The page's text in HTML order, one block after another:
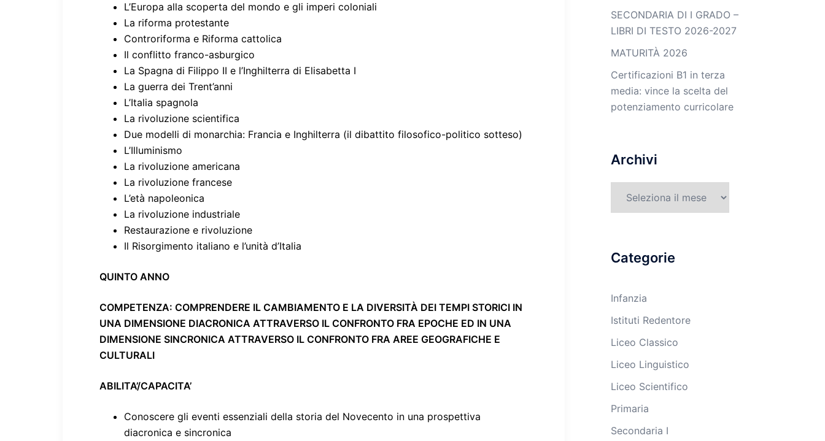
L’Europa alla scoperta del mondo e gli imperi coloniali
La riforma protestante
Controriforma e Riforma cattolica
Il conflitto franco-asburgico
La Spagna di Filippo II e l’Inghilterra di Elisabetta I
La guerra dei Trent’anni
L’Italia spagnola
La rivoluzione scientifica
Due modelli di monarchia: Francia e Inghilterra (il dibattito filosofico-politico sotteso)
L’Illuminismo
La rivoluzione americana
La rivoluzione francese
L’età napoleonica
La rivoluzione industriale
Restaurazione e rivoluzione
Il Risorgimento italiano e l’unità d’Italia
QUINTO ANNO
COMPETENZA: COMPRENDERE IL CAMBIAMENTO E LA DIVERSITÀ DEI TEMPI STORICI IN
UNA DIMENSIONE DIACRONICA ATTRAVERSO IL CONFRONTO FRA EPOCHE ED IN UNA
DIMENSIONE SINCRONICA ATTRAVERSO IL CONFRONTO FRA AREE GEOGRAFICHE E
CULTURALI
ABILITA’/CAPACITA’
Conoscere gli eventi essenziali della storia del Novecento in una prospettiva
diacronica e sincronica
SECONDARIA DI I GRADO –
LIBRI DI TESTO 2026-2027
MATURITÀ 2026
Certificazioni B1 in terza
media: vince la scelta del
potenziamento curricolare
Archivi
Categorie
Infanzia
Istituti Redentore
Liceo Classico
Liceo Linguistico
Liceo Scientifico
Primaria
Secondaria I